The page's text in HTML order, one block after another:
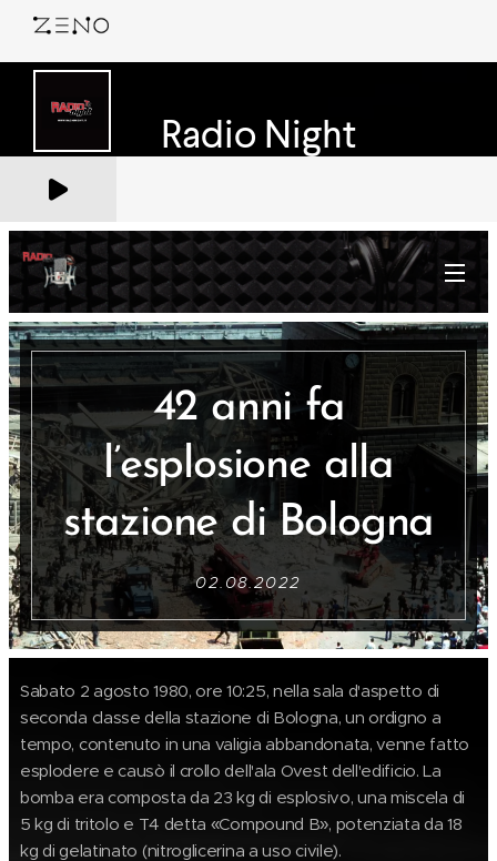
42 anni fa
l’esplosione alla
stazione di Bologna
02.08.2022
Sabato 2 agosto 1980, ore 10:25, nella sala d'aspetto di
seconda classe della stazione di Bologna, un ordigno a
tempo, contenuto in una valigia abbandonata, venne fatto
esplodere e causò il crollo dell'ala Ovest dell'edificio. La
bomba era composta da 23 kg di esplosivo, una miscela di
5 kg di tritolo e T4 detta «Compound B», potenziata da 18
kg di gelatinato (nitroglicerina a uso civile).